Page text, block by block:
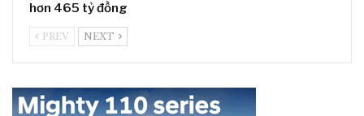
hơn 465 tỷ đồng
PREV NEXT